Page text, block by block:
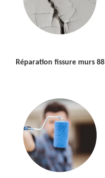
Réparation fissure murs 88